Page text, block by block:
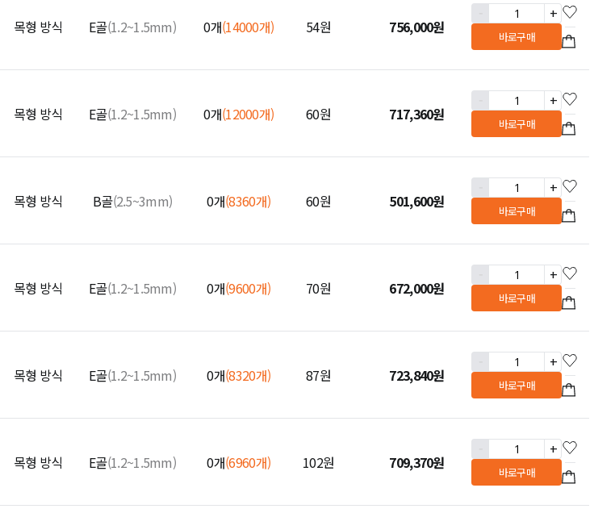
목형 방식 E골(1.2~1.5mm) 0개(14000개) 54원 756,000원
+
바로구매
목형 방식 E골(1.2~1.5mm) 0개(12000개) 60원 717,360원
+
바로구매
목형 방식 B골(2.5~3mm) 0개(8360개) 60원 501,600원
+
바로구매
목형 방식 E골(1.2~1.5mm) 0개(9600개) 70원 672,000원
+
바로구매
목형 방식 E골(1.2~1.5mm) 0개(8320개) 87원 723,840원
+
바로구매
목형 방식 E골(1.2~1.5mm) 0개(6960개) 102원 709,370원
+
바로구매